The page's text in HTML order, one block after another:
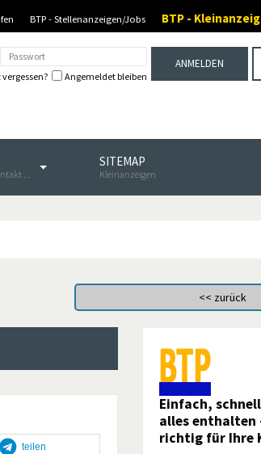
BTP - Stellenanzeigen/Jobs BTP -
vergessen? Angemeldet bleiben
ANMELDEN
...
SITEMAP
Kleinanzeigen
teilen
Einfach,
alles enthalten
richtig für Ihre